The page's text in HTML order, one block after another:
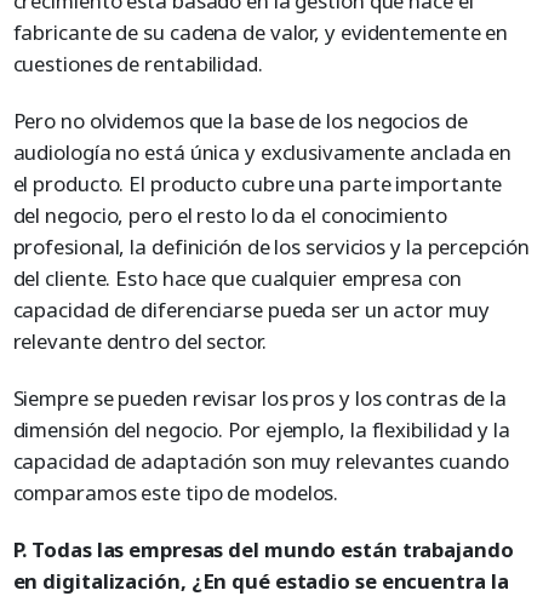
fabricante de su cadena de valor, y evidentemente en
cuestiones de rentabilidad.
Pero no olvidemos que la base de los negocios de
audiología no está única y exclusivamente anclada en
el producto. El producto cubre una parte importante
del negocio, pero el resto lo da el conocimiento
profesional, la definición de los servicios y la percepción
del cliente. Esto hace que cualquier empresa con
capacidad de diferenciarse pueda ser un actor muy
relevante dentro del sector.
Siempre se pueden revisar los pros y los contras de la
dimensión del negocio. Por ejemplo, la flexibilidad y la
capacidad de adaptación son muy relevantes cuando
comparamos este tipo de modelos.
P. Todas las empresas del mundo están trabajando
en digitalización, ¿En qué estadio se encuentra la